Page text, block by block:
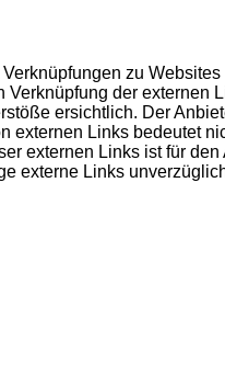
zu
Verknüpfung der externen
ersichtlich. Der
externen Links bedeutet
externen Links ist für
externe Links